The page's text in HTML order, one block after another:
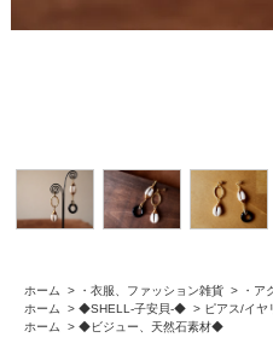
ホーム > ・衣服、ファッション雑貨 >
・ア
ホーム
> ◆SHELL-子安貝-◆ > ピアス/イヤ
ホーム
> ◆ビジュー、天然石素材◆